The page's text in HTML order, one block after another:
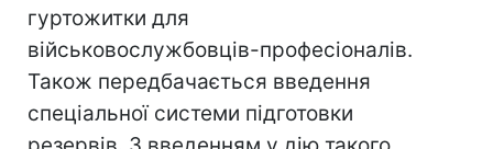
гуртожитки для
військовослужбовців-професіоналів.
Також передбачається введення
спеціальної системи підготовки